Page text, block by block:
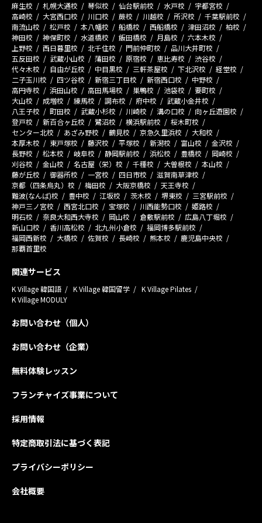
麻生校 札幌大通校 琴似校 仙台駅前校 水戸校
宇都宮校
高崎校
大宮西口校 川口校 蕨校 川越校 所沢校
千葉駅前校
南流山校
松戸校 本八幡校 船橋校 西船橋校 津田沼校
柏校
神田校
神保町校 水道橋校 飯田橋校 月島校
六本木校
上野校
西日暮里校 北千住校 門前仲町校
品川大井町校
五反田校
武蔵小山校 蒲田校 原宿校 恵比寿校
渋谷校
代々木校
自由が丘校 中目黒校 三軒茶屋校 下北沢校
経堂校
二子玉川校
四ツ谷校 新宿三丁目校 新宿西口校
中野校
高円寺校
浜田山校 高田馬場校 巣鴨校 池袋校
要町校
大山校
成増校 練馬校 調布校 府中校
武蔵小金井校
八王子校
町田校 武蔵小杉校 川崎校 溝の口校
向ヶ丘遊園校
登戸校
新百合ヶ丘校 鷺沼校 横浜駅前校
桜木町校
センター北校
あざみ野校 鶴見校 京急久里浜校
大和校
本厚木校
東戸塚校 藤沢校 平塚校 新潟校 富山校
金沢校
長野校
松本校 岐阜校 静岡駅前校 浜松校 豊橋校
岡崎校
刈谷校
金山校 名古屋（栄）校 千種校 大曽根校
本山校
藤が丘校
御器所校 一宮校 四日市校
滋賀南草津校
京都（四条烏丸）校
梅田校 大阪京橋校
天王寺校
難波(なんば)校
豊中校 江坂校 茨木校 堺東校
三宮駅前校
神戸三ノ宮校
西宮北口校 宝塚校 川西能勢口校
姫路校
明石校
奈良大和西大寺校 岡山校 倉敷駅前校
広島八丁堀校
新山口校
香川高松校 北九州小倉校
福岡博多駅前校
福岡西新校
大橋校 佐賀校 長崎校 熊本校
鹿児島中央校
那覇首里校
関連サービス
K Village 韓国語 K Village 韓国留学
K Village Pilates
K Village MODULY
お問い合わせ（個人）
お問い合わせ（企業）
無料体験レッスン
フランチャイズ事業について
採用情報
特定商取引法に基づく表記
プライバシーポリシー
会社概要